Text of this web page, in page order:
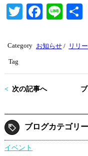
T
tte
Fa
bo
Li
Category お知らせ/ リリ
Tag
次の記事へ
ブログカテゴリー
イベント